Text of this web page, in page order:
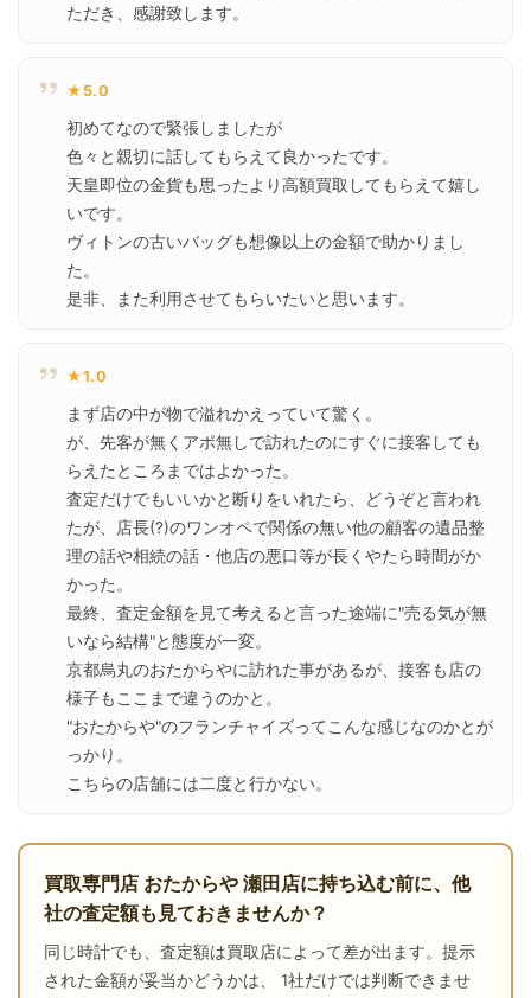
ただき、感謝致します。
★5.0
初めてなので緊張しましたが
色々と親切に話してもらえて良かったです。
天皇即位の金貨も思ったより高額買取してもらえて嬉し
いです。
ヴィトンの古いバッグも想像以上の金額で助かりまし
た。
是非、また利用させてもらいたいと思います。
★1.0
まず店の中が物で溢れかえっていて驚く。
が、先客が無くアポ無しで訪れたのにすぐに接客しても
らえたところまではよかった。
査定だけでもいいかと断りをいれたら、どうぞと言われ
たが、店長(?)のワンオペで関係の無い他の顧客の遺品整
理の話や相続の話・他店の悪口等が長くやたら時間がか
かった。
最終、査定金額を見て考えると言った途端に"売る気が無
いなら結構"と態度が一変。
京都烏丸のおたからやに訪れた事があるが、接客も店の
様子もここまで違うのかと。
"おたからや"のフランチャイズってこんな感じなのかとが
っかり。
こちらの店舗には二度と行かない。
買取専門店 おたからや 瀬田店に持ち込む前に、他
社の査定額も見ておきませんか？
同じ時計でも、査定額は買取店によって差が出ます。提示
された金額が妥当かどうかは、 1社だけでは判断できませ